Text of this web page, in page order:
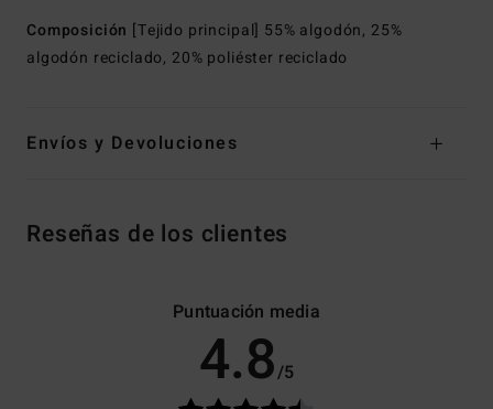
Composición [Tejido principal] 55% algodón, 25%
algodón reciclado, 20% poliéster reciclado
Envíos y Devoluciones
Reseñas de los clientes
Puntuación media
4.8/5